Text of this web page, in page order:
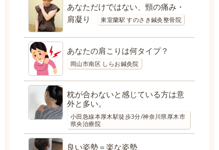
あなただけではない、頸の痛み・
肩凝り
東室蘭駅 すのさき鍼灸整骨院
あなたの肩こりは何タイプ？
岡山市南区 しらお鍼灸院
枕が合わないと感じている方は意
外と多い。
小田急線本厚木駅徒歩3分/神奈川県厚木市
県央治療院
良い姿勢＝楽な姿勢